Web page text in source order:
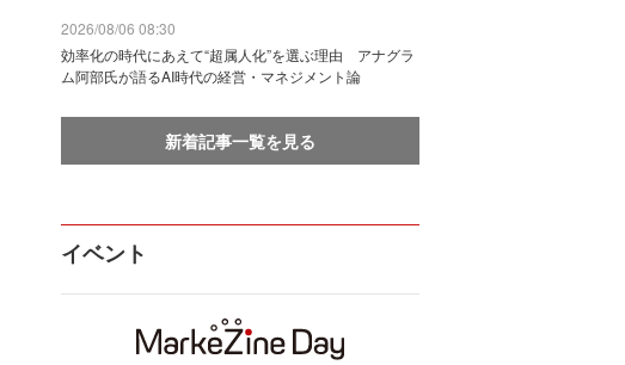
2026/08/06 08:30
効率化の時代にあえて“超属人化”を選ぶ理由 アナグラ
ム阿部氏が語るAI時代の経営・マネジメント論
新着記事一覧を見る
イベント